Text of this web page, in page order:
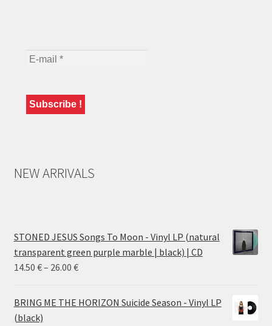
NEW ARRIVALS
STONED JESUS Songs To Moon - Vinyl LP (natural
transparent green purple marble | black) | CD
14.50 €– 26.00 €Price
14.50 €
BRING ME THE HORIZON Suicide Season - Vinyl LP
(black)